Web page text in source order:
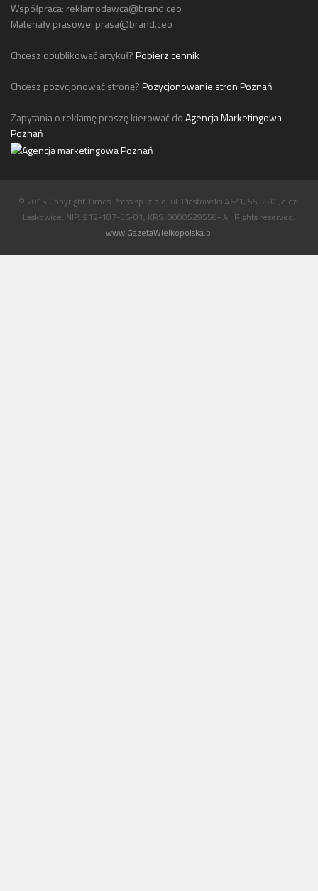
Współpraca: reklamodawca@brand.ceo
Materiały prasowe: prasa@brand.ceo
Chcesz opublikować artykuł?Pobierz cennik
Chcesz pozycjonować stronę?Pozycjonowanie stron Poznań
Zapytania o reklamę proszę kierować doAgencja Marketingowa
Poznań
© 2015 Copyright Times Press sp. z o.o. ul. Piastowska 46/1, 55-220 Jelcz-
Laskowice, NIP: 912-187-56-01, KRS: 0000529558- All Rights reserved.
www.GazetaWielkopolska.pl